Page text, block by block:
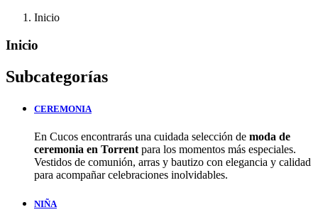
Inicio
Inicio
Subcategorías
CEREMONIA
En Cucos encontrarás una cuidada selección de moda de
ceremonia en Torrent para los momentos más especiales.
Vestidos de comunión, arras y bautizo con elegancia y calidad
para acompañar celebraciones inolvidables.
NIÑA